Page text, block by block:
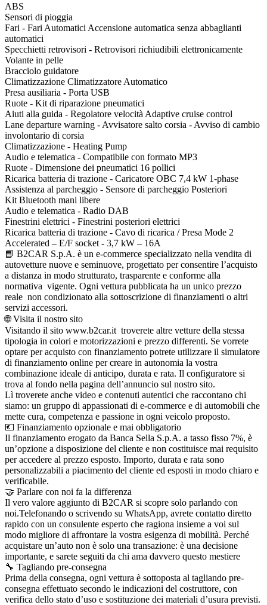
ABS
Sensori di pioggia
Fari - Fari Automatici Accensione automatica senza abbaglianti
automatici
Specchietti retrovisori - Retrovisori richiudibili elettronicamente
Volante in pelle
Bracciolo guidatore
Climatizzazione Climatizzatore Automatico
Presa ausiliaria - Porta USB
Ruote - Kit di riparazione pneumatici
Aiuti alla guida - Regolatore velocità Adaptive cruise control
Lane departure warning - Avvisatore salto corsia - Avviso di cambio
involontario di corsia
Climatizzazione - Heating Pump
Audio e telematica - Compatibile con formato MP3
Ruote - Dimensione dei pneumatici 16 pollici
Ricarica batteria di trazione - Caricatore OBC 7,4 kW 1-phase
Assistenza al parcheggio - Sensore di parcheggio Posteriori
Kit Bluetooth mani libere
Audio e telematica - Radio DAB
Finestrini elettrici - Finestrini posteriori elettrici
Ricarica batteria di trazione - Cavo di ricarica / Presa Mode 2
Accelerated – E/F socket - 3,7 kW – 16A
📘 B2CAR S.p.A. è un e-commerce specializzato nella vendita di
autovetture nuove e seminuove, progettato per consentire l’acquisto
a distanza in modo strutturato, trasparente e conforme alla
normativa vigente. Ogni vettura pubblicata ha un unico prezzo
reale non condizionato alla sottoscrizione di finanziamenti o altri
servizi accessori.
🌐 Visita il nostro sito
Visitando il sito www.b2car.it troverete altre vetture della stessa
tipologia in colori e motorizzazioni e prezzo differenti. Se vorrete
optare per acquisto con finanziamento potrete utilizzare il simulatore
di finanziamento online per creare in autonomia la vostra
combinazione ideale di anticipo, durata e rata. Il configuratore si
trova al fondo nella pagina dell’annuncio sul nostro sito.
Lì troverete anche video e contenuti autentici che raccontano chi
siamo: un gruppo di appassionati di e-commerce e di automobili che
mette cura, competenza e passione in ogni veicolo proposto.
💶 Finanziamento opzionale e mai obbligatorio
Il finanziamento erogato da Banca Sella S.p.A. a tasso fisso 7%, è
un’opzione a disposizione del cliente e non costituisce mai requisito
per accedere al prezzo esposto. Importo, durata e rata sono
personalizzabili a piacimento del cliente ed esposti in modo chiaro e
verificabile.
🤝 Parlare con noi fa la differenza
Il vero valore aggiunto di B2CAR si scopre solo parlando con
noi.Telefonando o scrivendo su WhatsApp, avrete contatto diretto
rapido con un consulente esperto che ragiona insieme a voi sul
modo migliore di affrontare la vostra esigenza di mobilità. Perché
acquistare un’auto non è solo una transazione: è una decisione
importante, e sarete seguiti da chi ama davvero questo mestiere
🔧 Tagliando pre-consegna
Prima della consegna, ogni vettura è sottoposta al tagliando pre-
consegna effettuato secondo le indicazioni del costruttore, con
verifica dello stato d’uso e sostituzione dei materiali d’usura previsti.